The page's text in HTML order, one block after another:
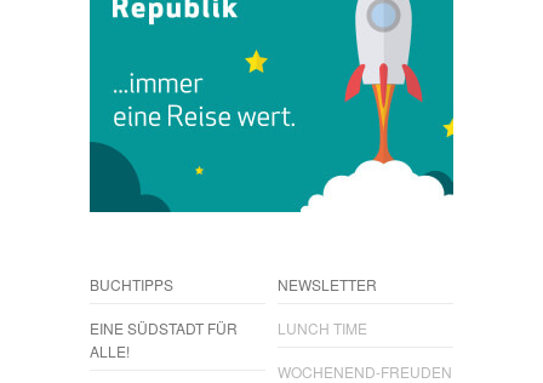
BUCHTIPPS
EINE SÜDSTADT FÜR
ALLE!
NEWSLETTER
LUNCH TIME
WOCHENEND-FREUDEN